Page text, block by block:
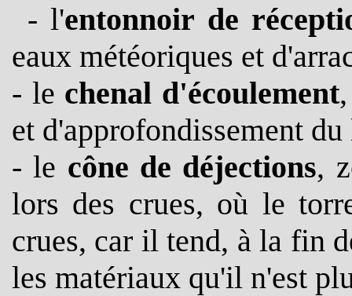
- l'entonnoir de
eaux météoriques et
- le chenal d'écoulement
et d'approfondissement
- le cône de déjections,
lors des crues, où le
crues, car il tend, à la fin
les matériaux qu'il n'est